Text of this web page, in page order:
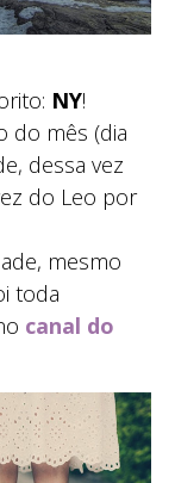
NY!
do mês (dia
dessa vez
do Leo por
mesmo
toda
canal do